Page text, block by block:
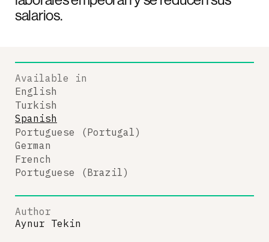
salarios.
Available in
English
Turkish
Spanish
Portuguese (Portugal)
German
French
Portuguese (Brazil)
Author
Aynur Tekin